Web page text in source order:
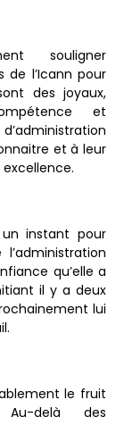
souligner
de l’Icann pour
des joyaux,
et
et à leur
instant pour
qu’elle a
il y a deux
lui
le fruit
delà des